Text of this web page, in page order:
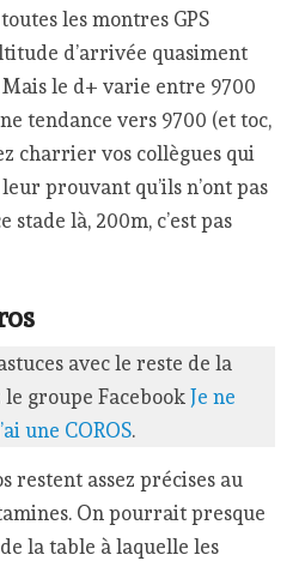
les montres GPS
d’arrivée quasiment
le d+ varie entre 9700
tendance vers 9700 (et toc,
charrier vos collègues qui
prouvant qu’ils n’ont pas
stade là, 200m, c’est pas
avec le reste de la
le groupe FacebookJe ne
une COROS.
restent assez précises au
On pourrait presque
la table à laquelle les